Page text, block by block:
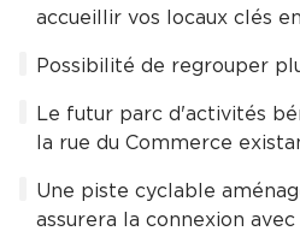
accueillir vos locaux clés
Possibilité de regrouper
Le futur parc d'activités
la rue du Commerce
Une piste cyclable
assurera la connexion